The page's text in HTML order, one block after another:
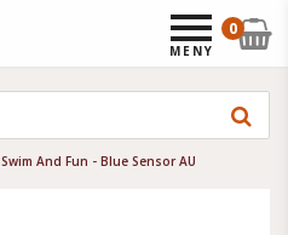
Swim And Fun - Blue Sensor AU
0
MENY